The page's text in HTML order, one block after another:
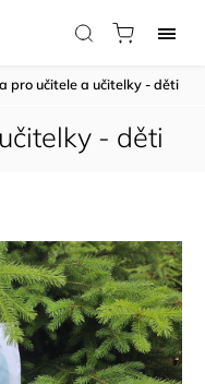
pro učitele a učitelky - děti
- děti